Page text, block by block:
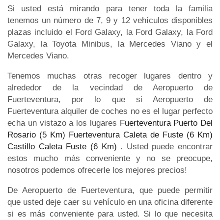
Si usted está mirando para tener toda la familia
tenemos un número de 7, 9 y 12 vehículos disponibles
plazas incluido el Ford Galaxy, la Ford Galaxy, la Ford
Galaxy, la Toyota Minibus, la Mercedes Viano y el
Mercedes Viano.
Tenemos muchas otras recoger lugares dentro y
alrededor de la vecindad de Aeropuerto de
Fuerteventura, por lo que si Aeropuerto de
Fuerteventura alquiler de coches no es el lugar perfecto
echa un vistazo a los lugares Fuerteventura Puerto Del
Rosario (5 Km) Fuerteventura Caleta de Fuste (6 Km)
Castillo Caleta Fuste (6 Km) . Usted puede encontrar
estos mucho más conveniente y no se preocupe,
nosotros podemos ofrecerle los mejores precios!
De Aeropuerto de Fuerteventura, que puede permitir
que usted deje caer su vehículo en una oficina diferente
si es más conveniente para usted. Si lo que necesita